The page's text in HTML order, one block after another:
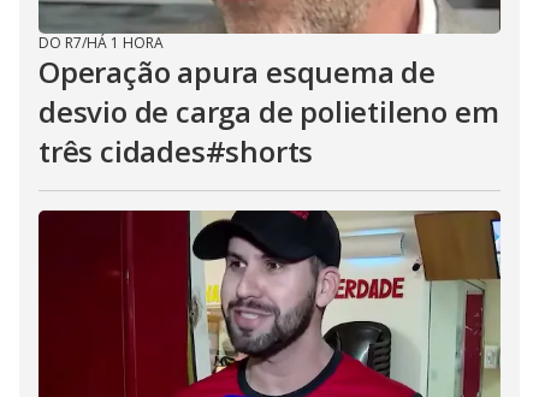
DO R7/HÁ 1 HORA
Operação apura esquema de
desvio de carga de polietileno em
três cidades#shorts